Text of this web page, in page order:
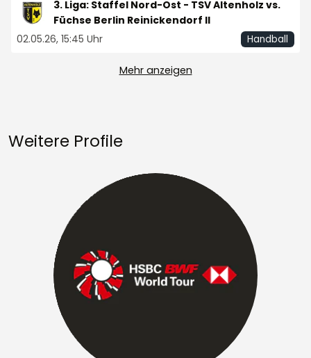
3. Liga: Staffel Nord-Ost - TSV Altenholz vs.
Füchse Berlin Reinickendorf II
02.05.26, 15:45 Uhr
Handball
Mehr anzeigen
Weitere Profile